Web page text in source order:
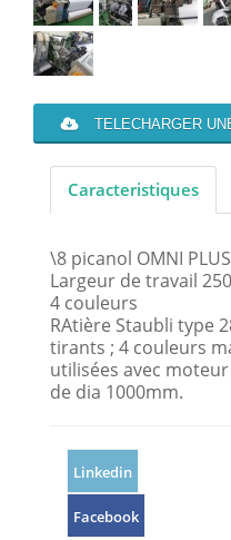
TELECHARGER
Caracteristiques
\8 picanol OMNI
Largeur de travail
4 couleurs
RAtière Staubli type
tirants ; 4 couleurs
utilisées avec
de dia 1000mm.
Linkedin
Facebook